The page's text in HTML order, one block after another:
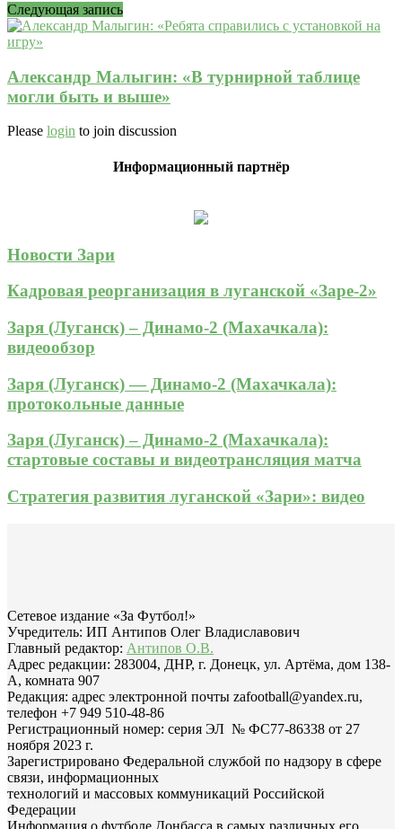
Следующая запись
Александр Малыгин: «В турнирной таблице
могли быть и выше»
Please login to join discussion
Информационный партнёр
Новости Зари
Кадровая реорганизация в луганской «Заре-2»
Заря (Луганск) – Динамо-2 (Махачкала):
видеообзор
Заря (Луганск) — Динамо-2 (Махачкала):
протокольные данные
Заря (Луганск) – Динамо-2 (Махачкала):
стартовые составы и видеотрансляция матча
Стратегия развития луганской «Зари»: видео
Сетевое издание «За Футбол!»
Учредитель: ИП Антипов Олег Владиславович
Главный редактор: Антипов О.В.
Адрес редакции: 283004, ДНР, г. Донецк, ул. Артёма, дом 138-
А, комната 907
Редакция: адрес электронной почты zafootball@yandex.ru,
телефон +7 949 510-48-86
Регистрационный номер: серия ЭЛ № ФС77-86338 от 27
ноября 2023 г.
Зарегистрировано Федеральной службой по надзору в сфере
связи, информационных
технологий и массовых коммуникаций Российской
Федерации
Информация о футболе Донбасса в самых различных его